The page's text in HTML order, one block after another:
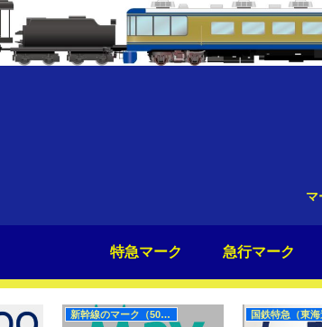
マ
特急マーク 急行マーク
新幹線のマーク（50Hz）